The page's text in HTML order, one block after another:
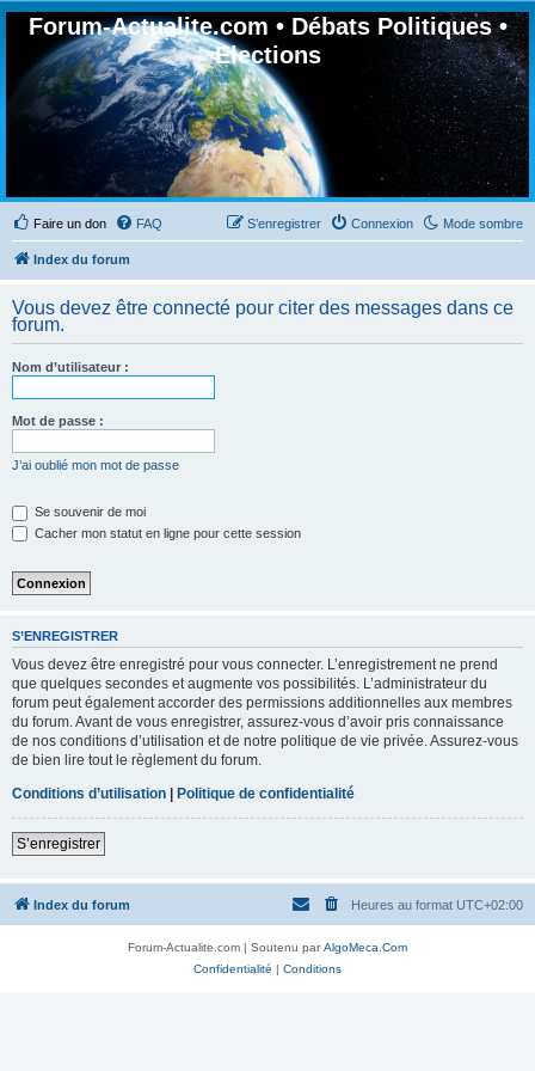
Forum-Actualite.com • Débats Politiques •
Elections
Faire un don Mode sombre
FAQ Connexion
S’enregistrer
Index du forum
Vous devez être connecté pour citer des messages dans ce
forum.
Nom d’utilisateur :
Mot de passe :
J’ai oublié mon mot de passe
Se souvenir de moi
Cacher mon statut en ligne pour cette session
S’ENREGISTRER
Vous devez être enregistré pour vous connecter. L’enregistrement ne prend
que quelques secondes et augmente vos possibilités. L’administrateur du
forum peut également accorder des permissions additionnelles aux membres
du forum. Avant de vous enregistrer, assurez-vous d’avoir pris connaissance
de nos conditions d’utilisation et de notre politique de vie privée. Assurez-vous
de bien lire tout le règlement du forum.
Conditions d’utilisation | Politique de confidentialité
S’enregistrer
Index du forum Heures au format UTC+02:00
Forum-Actualite.com | Soutenu parAlgoMeca.Com
Confidentialité | Conditions